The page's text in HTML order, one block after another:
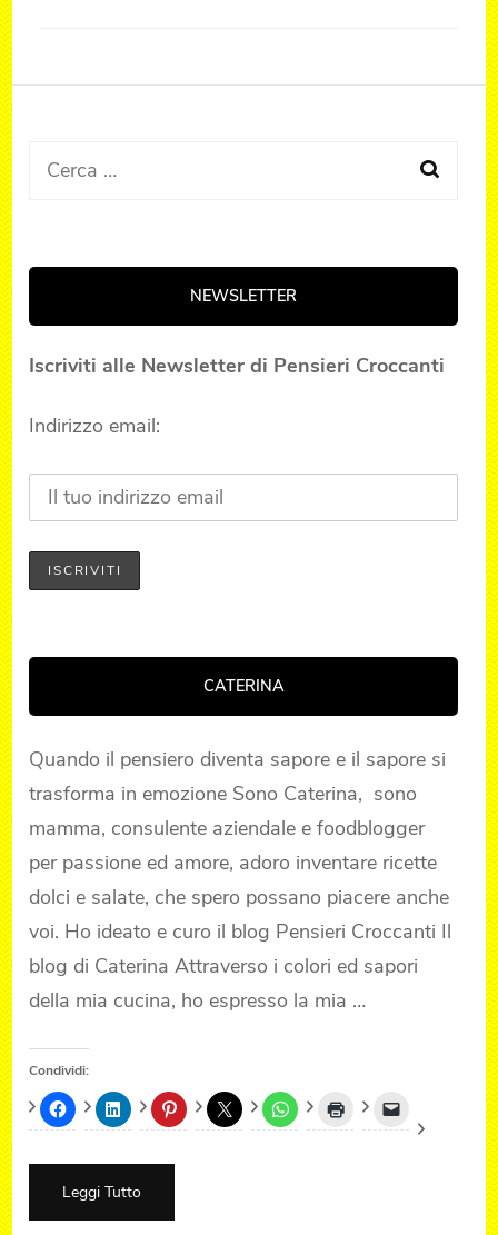
Ricerca
NEWSLETTER
Iscriviti alle Newsletter di Pensieri Croccanti
Indirizzo email:
CATERINA
Quando il pensiero diventa sapore e il sapore si
trasforma in emozione Sono Caterina, sono
mamma, consulente aziendale e foodblogger
per passione ed amore, adoro inventare ricette
dolci e salate, che spero possano piacere anche
voi. Ho ideato e curo il blog Pensieri Croccanti Il
blog di Caterina Attraverso i colori ed sapori
della mia cucina, ho espresso la mia …
Condividi:
Leggi Tutto